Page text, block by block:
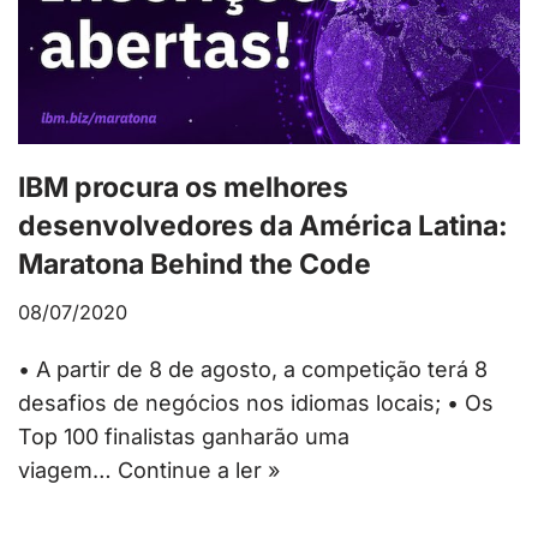
IBM procura os melhores
desenvolvedores da América Latina:
Maratona Behind the Code
08/07/2020
• A partir de 8 de agosto, a competição terá 8
desafios de negócios nos idiomas locais; • Os
Top 100 finalistas ganharão uma
viagem… Continue a ler »